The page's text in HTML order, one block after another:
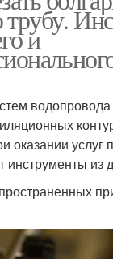
и
оказании услуг
инструменты из